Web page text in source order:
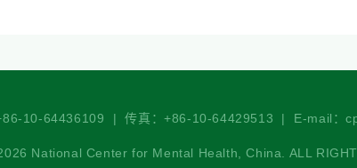
10-64436109 | 传真：+86-10-64429513 | E-mail：
National Center for Mental Health, China. ALL